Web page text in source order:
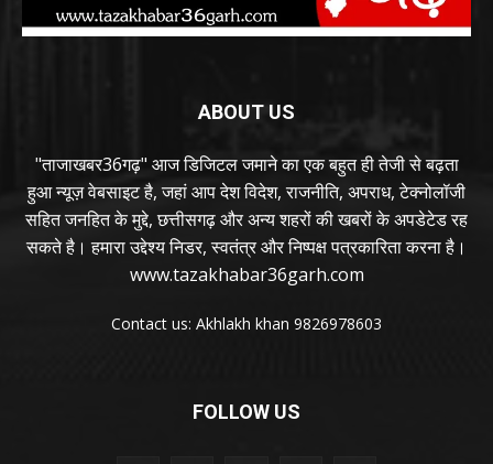
ABOUT US
"ताजाखबर36गढ़" आज डिजिटल जमाने का एक बहुत ही तेजी से बढ़ता
हुआ न्यूज़ वेबसाइट है, जहां आप देश विदेश, राजनीति, अपराध, टेक्नोलॉजी
सहित जनहित के मुद्दे, छत्तीसगढ़ और अन्य शहरों की खबरों के अपडेटेड रह
सकते है। हमारा उद्देश्य निडर, स्वतंत्र और निष्पक्ष पत्रकारिता करना है।
www.tazakhabar36garh.com
Contact us: Akhlakh khan 9826978603
FOLLOW US